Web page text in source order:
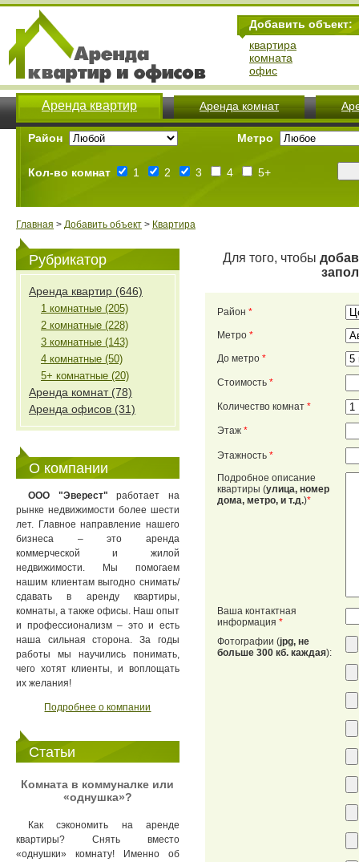
Добавить объект:
квартира
комната
офис
Аренда квартир Аренда комнат
Район Метро
Кол-во комнат 1 2 3 4 5+
Главная > Добавить объект > Квартира
Рубрикатор
Аренда квартир (646)
1 комнатные (205)
2 комнатные (228)
3 комнатные (143)
4 комнатные (50)
5+ комнатные (20)
Аренда комнат (78)
Аренда офисов (31)
О компании
ООО "Эверест" работает на
рынке недвижимости более шести
лет. Главное направление нашего
бизнеса – это аренда
коммерческой и жилой
недвижимости. Мы помогаем
нашим клиентам выгодно снимать/
сдавать в аренду квартиры,
комнаты, а также офисы. Наш опыт
и профессионализм – это и есть
наша сильная сторона. За годы
работы мы научились понимать,
чего хотят клиенты, и воплощать
их желания!
Подробнее о компании
Статьи
Комната в коммуналке или
«однушка»?
Как сэкономить на аренде
квартиры? Снять вместо
«однушки» комнату! Именно об
Для того, чтобы
Район *
Метро *
До метро *
Стоимость *
Количество комнат *
Этаж *
Этажность *
Подробное описание
квартиры (улица, номер
дома, метро, и т.д.)*
Ваша контактная
информация *
Фотографии (jpg, не
больше 300 кб. каждая):